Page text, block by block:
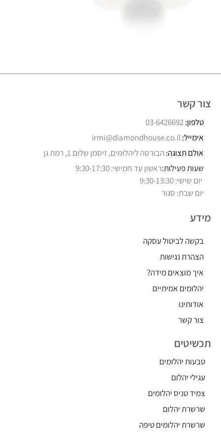
צור קשר
טלפון:03-6426692
אימייל:irmi@diamondhouse.co.il
אולם תצוגה: הבורסה ליהלומים, זיסמן שלום 1, רמת גן
שעות פעילות:ראשון עד חמישי: 9:30-17:30
יום שישי: 9:30-13:30
יום שבת: סגור
מידע
בקשה לביטול עסקה
הצהרת נגישות
איך מוצאים מידה?
יהלומים אמיתיים
אודותינו
צור קשר
תכשיטים
טבעות יהלומים
עגילי יהלום
צמיד טניס יהלומים
שרשרת יהלום
שרשרת יהלומים טיפה